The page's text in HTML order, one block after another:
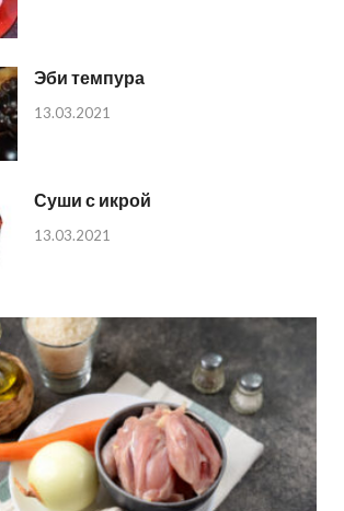
Эби темпура
13.03.2021
Суши с икрой
13.03.2021